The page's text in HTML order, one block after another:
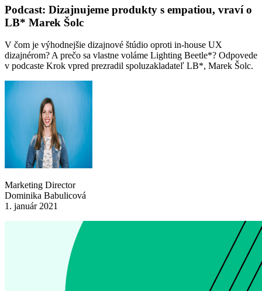
Podcast: Dizajnujeme produkty s empatiou, vraví o
LB* Marek Šolc
V čom je výhodnejšie dizajnové štúdio oproti in-house UX
dizajnérom? A prečo sa vlastne voláme Lighting Beetle*? Odpovede
v podcaste Krok vpred prezradil spoluzakladateľ LB*, Marek Šolc.
Marketing Director
Dominika Babulicová
1. január 2021